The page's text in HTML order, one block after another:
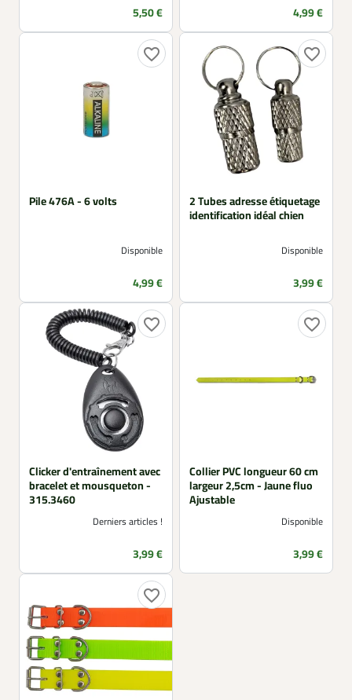
Prix
5,50 € Prix
4,99 €
favorite_border
Pile 476A - 6 volts
Disponible
Prix
4,99 €
favorite_border
2 Tubes adresse étiquetage
identification idéal chien
Disponible
Prix
3,99 €
favorite_border
Clicker d'entraînement avec
bracelet et mousqueton -
315.3460
Derniers articles !
Prix
3,99 €
favorite_border
Collier PVC longueur 60 cm
largeur 2,5cm - Jaune fluo
Ajustable
Disponible
Prix
3,99 €
favorite_border